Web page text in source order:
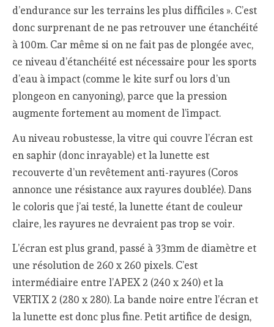
d’endurance sur les terrains les plus difficiles ». C’est
donc surprenant de ne pas retrouver une étanchéité
à 100m. Car même si on ne fait pas de plongée avec,
ce niveau d’étanchéité est nécessaire pour les sports
d’eau à impact (comme le kite surf ou lors d’un
plongeon en canyoning), parce que la pression
augmente fortement au moment de l’impact.
Au niveau robustesse, la vitre qui couvre l’écran est
en saphir (donc inrayable) et la lunette est
recouverte d’un revêtement anti-rayures (Coros
annonce une résistance aux rayures doublée). Dans
le coloris que j’ai testé, la lunette étant de couleur
claire, les rayures ne devraient pas trop se voir.
L’écran est plus grand, passé à 33mm de diamètre et
une résolution de 260 x 260 pixels. C’est
intermédiaire entre l’APEX 2 (240 x 240) et la
VERTIX 2 (280 x 280). La bande noire entre l’écran et
la lunette est donc plus fine. Petit artifice de design,